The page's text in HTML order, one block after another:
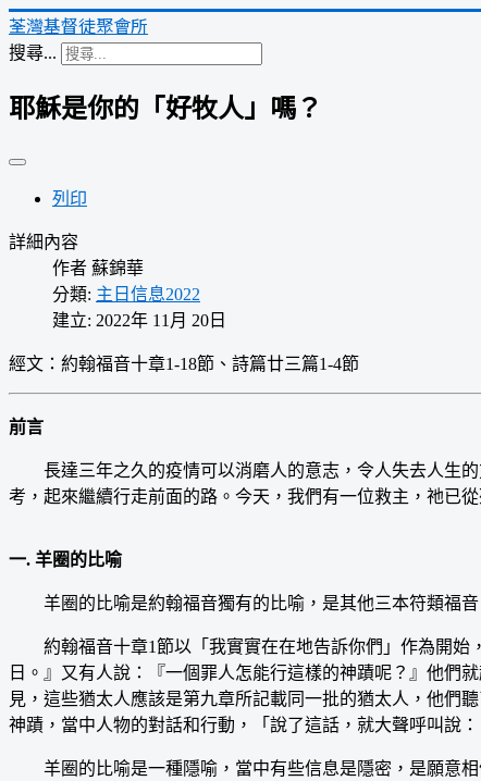
荃灣基督徒聚會所
搜尋...
耶穌是你的「好牧人」嗎？
列印
詳細內容
作者 蘇錦華
分類: 主日信息2022
建立: 2022年 11月 20日
經文：約翰福音十章1-18節、詩篇廿三篇1-4節
前言
長達三年之久的疫情可以消磨人的意志，令人失去人生的
考，起來繼續行走前面的路。今天，我們有一位救主，祂已
一. 羊圈的比喻
羊圈的比喻是約翰福音獨有的比喻，是其他三本符類福音
約翰福音十章1節以「我實實在在地告訴你們」作為開始
日。』又有人說：『一個罪人怎能行這樣的神蹟呢？』他們
見，這些猶太人應該是第九章所記載同一批的猶太人，他們
神蹟，當中人物的對話和行動，「說了這話，就大聲呼叫說
羊圈的比喻是一種隱喻，當中有些信息是隱密，是願意相